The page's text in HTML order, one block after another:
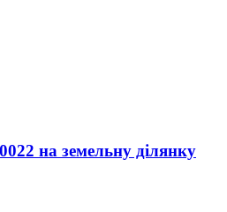
на земельну ділянку